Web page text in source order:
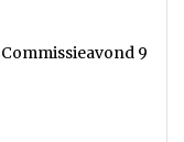
9